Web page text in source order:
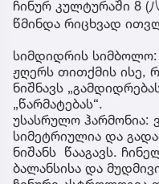
ჩინურ კულტურაში 8 (
წმინდა რიცხვად
სიმდიდრის სიმბოლო:
ჟღერს თითქმის ისე,
ნიშნავს
„წარმატებას“.
უსასრულო ჰარმონია:
სიმეტრიულია და
ნიშანს წააგავს.
ბალანსისა და